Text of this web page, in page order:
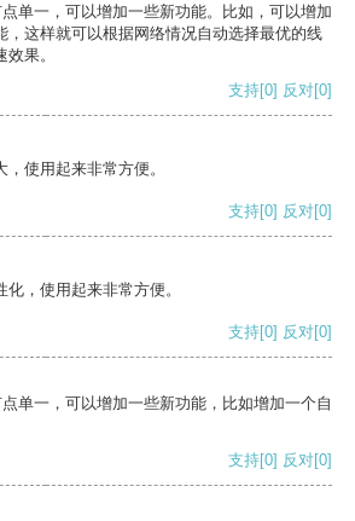
单一，可以增加一些新功能。比如，可以增加
，这样就可以根据网络情况自动选择最优的线
果。
支持[0] 反对[0]
使用起来非常方便。
支持[0] 反对[0]
，使用起来非常方便。
支持[0] 反对[0]
单一，可以增加一些新功能，比如增加一个自
支持[0] 反对[0]